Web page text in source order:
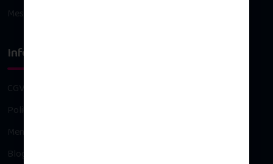
Mes bons de réduction
Infos légales
CGV
Politique de confidentialité
Mentions légales
Blog